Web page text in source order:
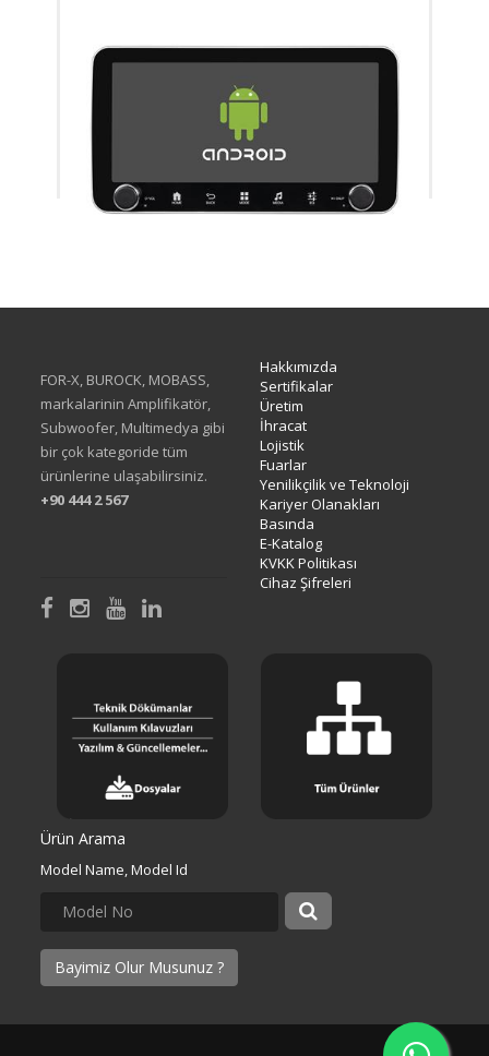
FOR-X, BUROCK, MOBASS,
markalarinin Amplifikatör,
Subwoofer, Multimedya gibi
bir çok kategoride tüm
ürünlerine ulaşabilirsiniz.
+90 444 2 567
Hakkımızda
Sertifikalar
Üretim
İhracat
Lojistik
Fuarlar
Yenilikçilik ve Teknoloji
Kariyer Olanakları
Basında
E-Katalog
KVKK Politikası
Cihaz Şifreleri
Ürün Arama
Model Name, Model Id
Bayimiz Olur Musunuz ?